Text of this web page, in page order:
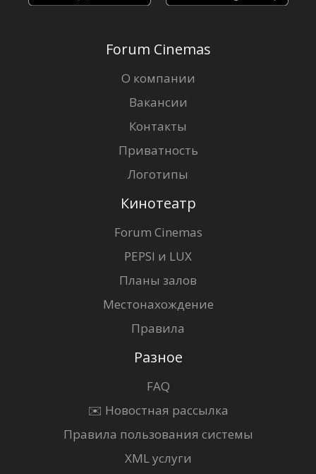
Forum Cinemas
О компании
Вакансии
Контакты
Приватность
Логотипы
Кинотеатр
Forum Cinemas
PEPSI и LUX
Планы залов
Местонахождение
Правила
Разное
FAQ
✉️ Новостная рассылка
Правила пользования системы
XML услуги